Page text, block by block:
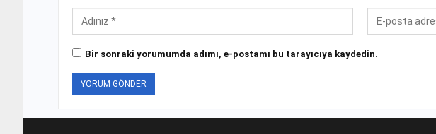
Bir sonraki yorumumda adımı, e-postamı bu tarayıcıya kaydedin.